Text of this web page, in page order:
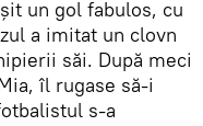
un gol fabulos, cu
a imitat un clovn
săi. După meci
îl rugase să-i
s-a